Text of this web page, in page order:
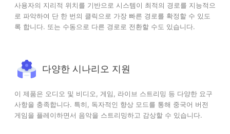
사용자의 지리적 위치를 기반으로 시스템이 최적의 경로를 지능적으
로 파악하여 단 한 번의 클릭으로 가장 빠른 경로를 확정할 수 있도
록 합니다. 또는 수동으로 다른 경로로 전환할 수도 있습니다.
다양한 시나리오 지원
이 제품은 오디오 및 비디오, 게임, 라이브 스트리밍 등 다양한 요구
사항을 충족합니다. 특히, 독자적인 향상 모드를 통해 중국어 버전
게임을 플레이하면서 음악을 스트리밍하고 감상할 수 있습니다.